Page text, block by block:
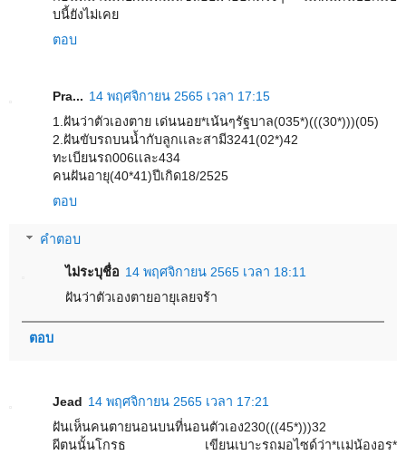
บนี้ยังไม่เคย
ตอบ
Pra... 14 พฤศจิกายน 2565 เวลา 17:15
1.ฝันว่าตัวเองตาย เด่นนอย*เน้นๆรัฐบาล(035*)(((30*)))(05)
2.ฝันขับรถบนน้ำกับลูกเเละสามี3241(02*)42
ทะเบียนรถ006เเละ434
คนฝันอายุ(40*41)ปีเกิด18/2525
ตอบ
คำตอบ
ไม่ระบุชื่อ 14 พฤศจิกายน 2565 เวลา 18:11
ฝันว่าตัวเองตายอายุเลยจร้า
ตอบ
Jead 14 พฤศจิกายน 2565 เวลา 17:21
ฝันเห็นคนตายนอนบนที่นอนตัวเอง230(((45*)))32
ผีตนนั้นโกรธ เขียนเบาะรถมอไซด์ว่า*เเม่น้องอร*